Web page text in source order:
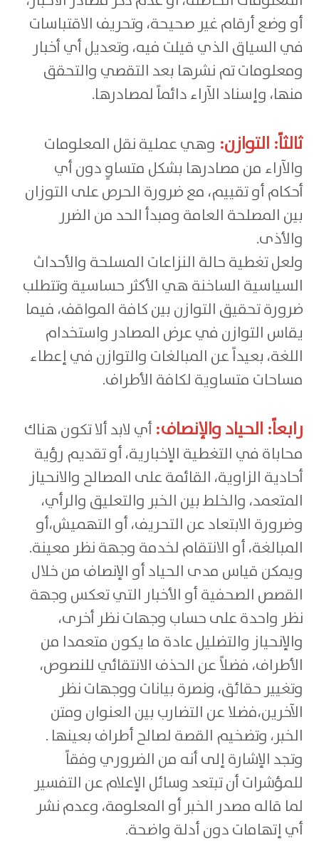
أو وضع أرقام غير صحيحة، وتحريف الاقتباسات
في السياق الذي قيلت فيه، وتعديل أي أخبار
ومعلومات تم نشرها بعد التقصي والتحقق
منها، وإسناد الآراء دائماً لمصادرها.
ثالثاً: التوازن: وهي عملية نقل المعلومات
والآراء من مصادرها بشكل متساوٍ دون أي
أحكام أو تقييم، مع ضرورة الحرص على التوزان
بين المصلحة العامة ومبدأ الحد من الضرر
والأذى.
ولعل تغطية حالة النزاعات المسلحة والأحداث
السياسية الساخنة هي الأكثر حساسية وتتطلب
ضرورة تحقيق التوازن بين كافة المواقف، فيما
يقاس التوازن في عرض المصادر واستخدام
اللغة، بعيداً عن المبالغات والتوازن في إعطاء
مساحات متساوية لكافة الأطراف.
رابعاً: الحياد والإنصاف: أي لابد ألا تكون هناك
محاباة في التغطية الإخبارية، أو تقديم رؤية
أحادية الزاوية، القائمة على المصالح والانحياز
المتعمد، والخلط بين الخبر والتعليق والرأي،
وضرورة الابتعاد عن التحريف، أو التهميش،أو
المبالغة، أو الانتقام لخدمة وجهة نظر معينة.
ويمكن قياس مدى الحياد أو الإنصاف من خلال
القصص الصحفية أو الأخبار التي تعكس وجهة
نظر واحدة على حساب وجهات نظر أخرى،
والإنحياز والتضليل عادة ما يكون متعمدا من
الأطراف، فضلاً عن الحذف الانتقائي للنصوص،
وتغيير حقائق، ونصرة بيانات ووجهات نظر
الآخرين،فضلا عن التضارب بين العنوان ومتن
الخبر، وتضخيم القصة لصالح أطراف بعينها .
وتجد الإشارة إلى أنه من الضروري وفقاً
للمؤشرات أن تبتعد وسائل الإعلام عن التفسير
لما قاله مصدر الخبر أو المعلومة، وعدم نشر
أي إتهامات دون أدلة واضحة.